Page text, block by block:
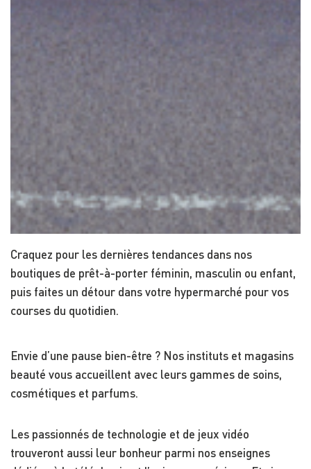
Craquez pour les dernières tendances dans nos
boutiques de prêt-à-porter féminin, masculin ou enfant,
puis faites un détour dans votre hypermarché pour vos
courses du quotidien.
Envie d’une pause bien-être ? Nos instituts et magasins
beauté vous accueillent avec leurs gammes de soins,
cosmétiques et parfums.
Les passionnés de technologie et de jeux vidéo
trouveront aussi leur bonheur parmi nos enseignes